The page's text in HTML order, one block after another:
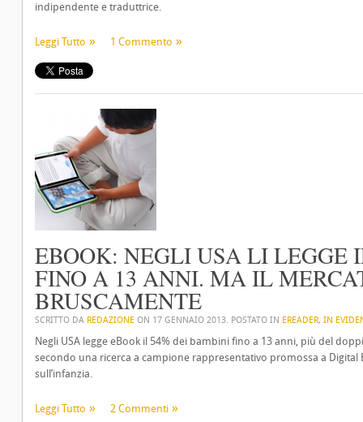
indipendente e traduttrice.
Leggi Tutto 1 Commento
EBOOK: NEGLI USA LI LEGGE
FINO A 13 ANNI. MA IL
BRUSCAMENTE
SCRITTO DA REDAZIONE ON 17 GENNAIO 2013. POSTATO IN EREADER, IN
Negli USA legge eBook il 54% dei bambini fino a 13 anni, più del
secondo una ricerca a campione rappresentativo promossa a Digital
sull’infanzia.
Leggi Tutto 2 Commenti